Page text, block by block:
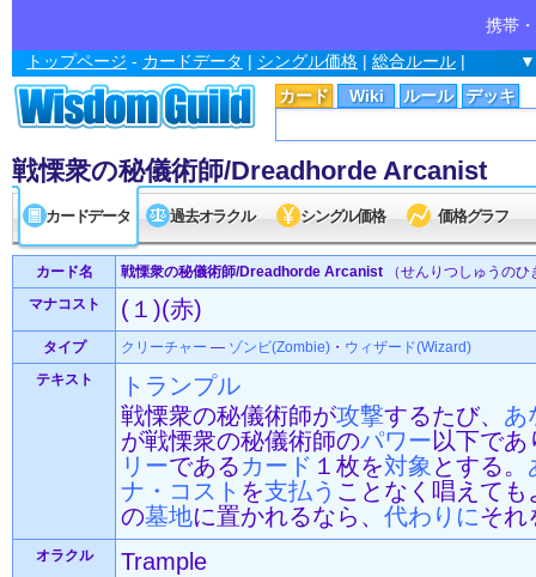
携帯
カード Wiki ルール デッキ
トップページ - カードデータ | シングル価格 | 総合ルール |
戦慄衆の秘儀術師/Dreadhorde Arcanist
カードデータ 過去オラクル シングル価格 価格グラフ
カード名 戦慄衆の秘儀術師/Dreadhorde Arcanist （せんりつしゅうの
マナコスト
(１)(赤)
タイプ クリーチャー — ゾンビ(Zombie) ・ ウィザード(Wizard)
テキスト
トランプル
戦慄衆の秘儀術師が攻撃するたび、 あ
が戦慄衆の秘儀術師のパワー以下であ
リーであるカード １枚を対象 とする。
ナ・コスト を支払う ことなく唱えても
の墓地に置かれるなら、 代わりにそれ
オラクル
Trample